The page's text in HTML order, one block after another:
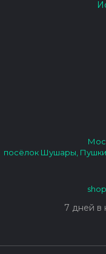
посёлок Шушары,
7 дней в